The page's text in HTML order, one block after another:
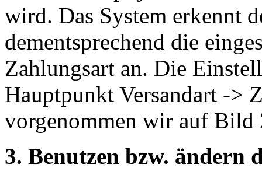
wird. Das System erkennt
dementsprechend die
Zahlungsart an. Die
Hauptpunkt Versandart ->
vorgenommen wir auf Bild
3. Benutzen bzw. ändern